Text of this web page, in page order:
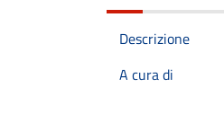
Descrizione
A cura di